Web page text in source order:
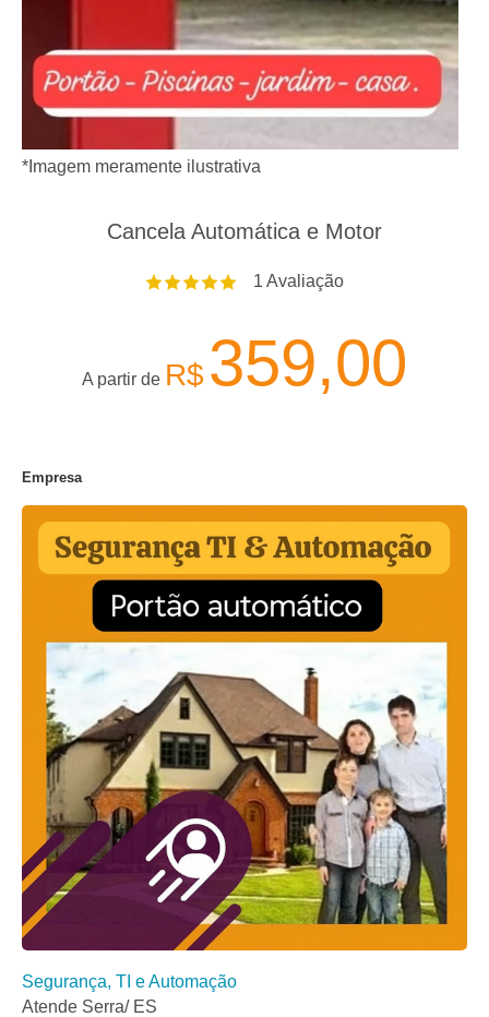
*Imagem meramente ilustrativa
Cancela Automática e Motor
1 Avaliação
A partir de R$359,00
Empresa
Segurança, TI e Automação
Atende Serra/ ES